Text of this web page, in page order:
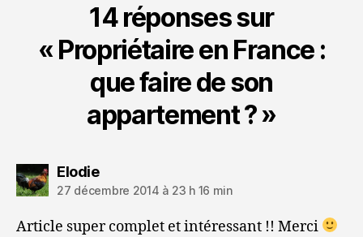
14 réponses sur
« Propriétaire en France :
que faire de son
appartement ? »
Elodiedit :
27 décembre 2014 à 23 h 16 min
Article super complet et intéressant !! Merci